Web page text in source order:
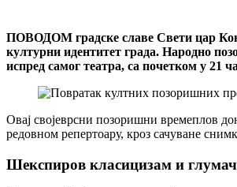
ПОВОДОМ градске славе Свети цар
културни идентитет града. Народно
испред самог театра, са почетком у 21
Овај својеврсни позоришни времеплов
редовном репертоару, кроз сачуване
Шекспиров класицизам и